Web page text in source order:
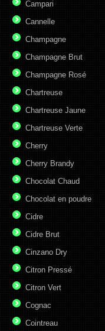
Campari
Cannelle
Champagne
Champagne Brut
Champagne Rosé
Chartreuse
Chartreuse Jaune
Chartreuse Verte
Cherry
Cherry Brandy
Chocolat Chaud
Chocolat en poudre
Cidre
Cidre Brut
Cinzano Dry
Citron Pressé
Citron Vert
Cognac
Cointreau